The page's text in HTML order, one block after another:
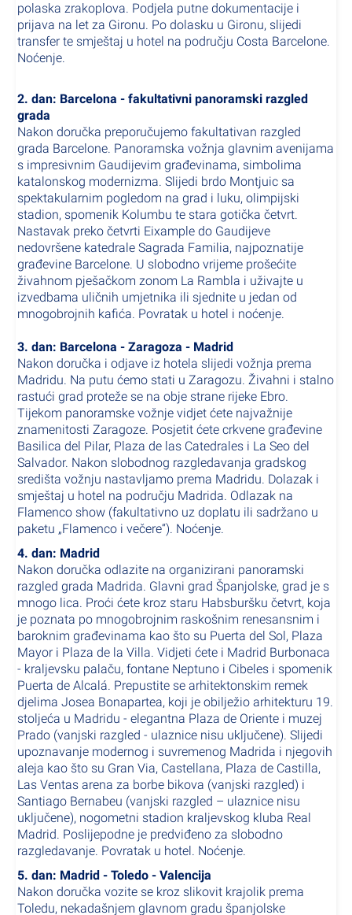
polaska zrakoplova. Podjela putne dokumentacije i
prijava na let za Gironu. Po dolasku u Gironu, slijedi
transfer te smještaj u hotel na području Costa Barcelone.
Noćenje.
2. dan: Barcelona - fakultativni panoramski razgled
grada
Nakon doručka preporučujemo fakultativan razgled
grada Barcelone. Panoramska vožnja glavnim avenijama
s impresivnim Gaudijevim građevinama, simbolima
katalonskog modernizma. Slijedi brdo Montjuic sa
spektakularnim pogledom na grad i luku, olimpijski
stadion, spomenik Kolumbu te stara gotička četvrt.
Nastavak preko četvrti Eixample do Gaudijeve
nedovršene katedrale Sagrada Familia, najpoznatije
građevine Barcelone. U slobodno vrijeme prošećite
živahnom pješačkom zonom La Rambla i uživajte u
izvedbama uličnih umjetnika ili sjednite u jedan od
mnogobrojnih kafića. Povratak u hotel i noćenje.
3. dan: Barcelona - Zaragoza - Madrid
Nakon doručka i odjave iz hotela slijedi vožnja prema
Madridu. Na putu ćemo stati u Zaragozu. Živahni i stalno
rastući grad proteže se na obje strane rijeke Ebro.
Tijekom panoramske vožnje vidjet ćete najvažnije
znamenitosti Zaragoze. Posjetit ćete crkvene građevine
Basilica del Pilar, Plaza de las Catedrales i La Seo del
Salvador. Nakon slobodnog razgledavanja gradskog
središta vožnju nastavljamo prema Madridu. Dolazak i
smještaj u hotel na području Madrida. Odlazak na
Flamenco show (fakultativno uz doplatu ili sadržano u
paketu „Flamenco i večere“). Noćenje.
4. dan: Madrid
Nakon doručka odlazite na organizirani panoramski
razgled grada Madrida. Glavni grad Španjolske, grad je s
mnogo lica. Proći ćete kroz staru Habsburšku četvrt, koja
je poznata po mnogobrojnim raskošnim renesansnim i
baroknim građevinama kao što su Puerta del Sol, Plaza
Mayor i Plaza de la Villa. Vidjeti ćete i Madrid Burbonaca
- kraljevsku palaču, fontane Neptuno i Cibeles i spomenik
Puerta de Alcalá. Prepustite se arhitektonskim remek
djelima Josea Bonapartea, koji je obilježio arhitekturu 19.
stoljeća u Madridu - elegantna Plaza de Oriente i muzej
Prado (vanjski razgled - ulaznice nisu uključene). Slijedi
upoznavanje modernog i suvremenog Madrida i njegovih
aleja kao što su Gran Via, Castellana, Plaza de Castilla,
Las Ventas arena za borbe bikova (vanjski razgled) i
Santiago Bernabeu (vanjski razgled – ulaznice nisu
uključene), nogometni stadion kraljevskog kluba Real
Madrid. Poslijepodne je predviđeno za slobodno
razgledavanje. Povratak u hotel. Noćenje.
5. dan: Madrid - Toledo - Valencija
Nakon doručka vozite se kroz slikovit krajolik prema
Toledu, nekadašnjem glavnom gradu španjolske